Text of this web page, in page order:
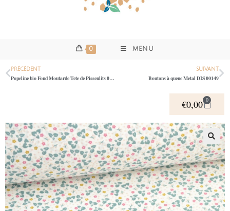
0 MENU
PRÉCÉDENT
Popeline bio Fond Moutarde Tete de Pissenlits 0650
SUIVANT
Boutons à queue Metal DIS 00149
€0,00 0